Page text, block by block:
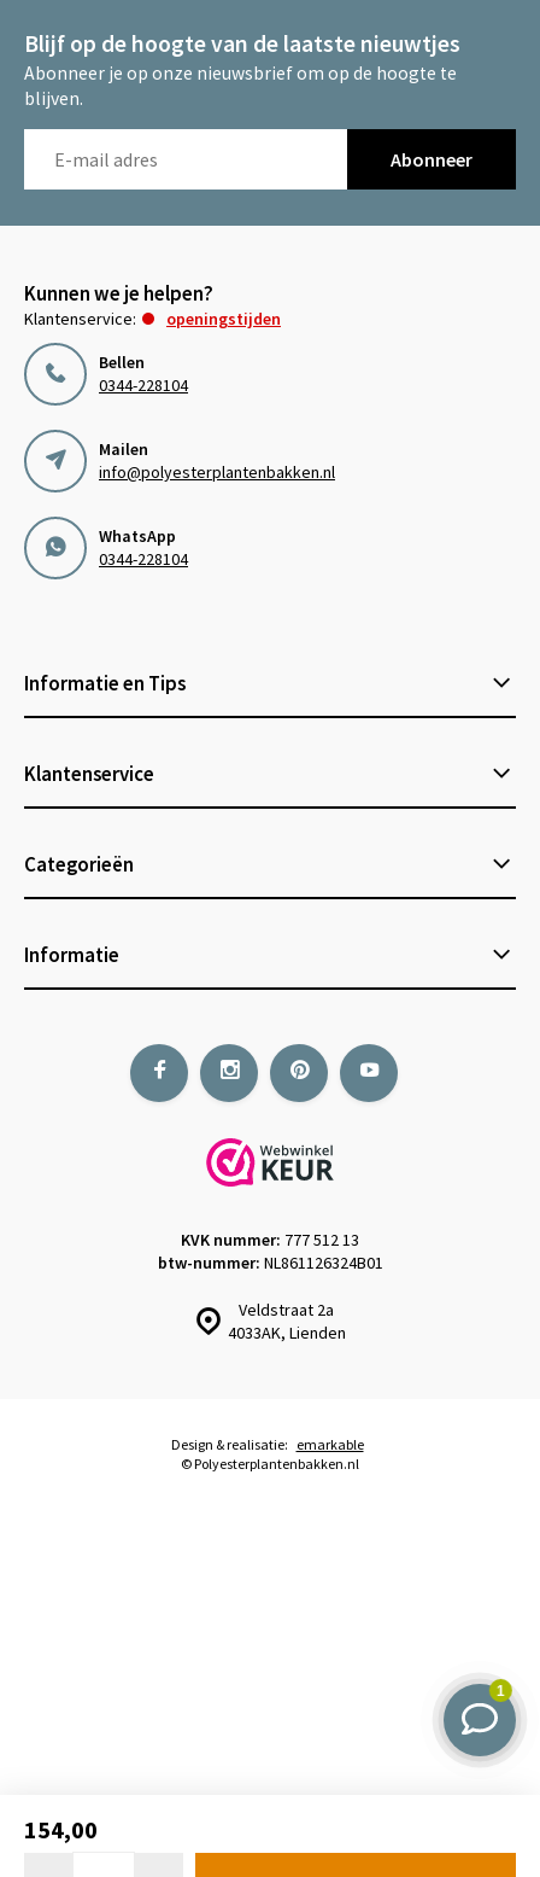
154,00
Blijf op de hoogte van de laatste nieuwtjes
Abonneer je op onze nieuwsbrief om op de hoogte te
blijven.
Abonneer
Kunnen we je helpen?
Klantenservice:
openingstijden
Bellen
0344-228104
Mailen
info@polyesterplantenbakken.nl
WhatsApp
0344-228104
Informatie en Tips
Klantenservice
Categorieën
Informatie
Veldstraat 2a
4033AK, Lienden
KVK nummer: 777 512 13
btw-nummer: NL861126324B01
© Polyesterplantenbakken.nl
Design & realisatie: emarkable